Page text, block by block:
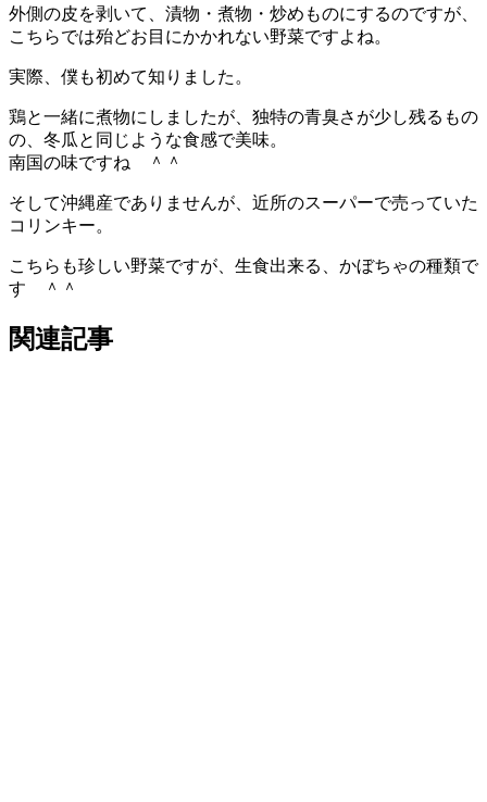
外側の皮を剥いて、漬物・煮物・炒めものにするのですが、
こちらでは殆どお目にかかれない野菜ですよね。
実際、僕も初めて知りました。
鶏と一緒に煮物にしましたが、独特の青臭さが少し残るもの
の、冬瓜と同じような食感で美味。
南国の味ですね ＾＾
そして沖縄産でありませんが、近所のスーパーで売っていた
コリンキー。
こちらも珍しい野菜ですが、生食出来る、かぼちゃの種類で
す ＾＾
関連記事